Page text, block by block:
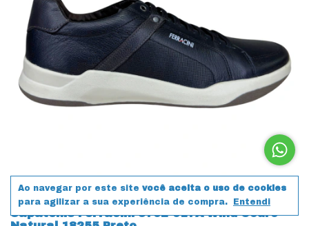
Ao navegar por este site você aceita o uso de cookies
para agilizar a sua experiência de compra.
Entendi
Sapatênis Ferracini 8762-617A Wind Couro